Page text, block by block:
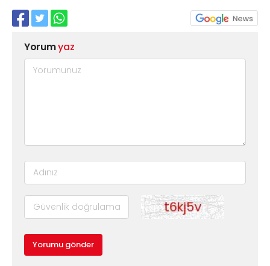
Yorumyaz
Yorumu gönder